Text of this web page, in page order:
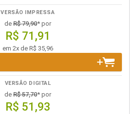
VERSÃO IMPRESSA
de R$ 79,90* por
R$ 71,91
em 2x de R$ 35,96
VERSÃO DIGITAL
de R$ 57,70* por
R$ 51,93